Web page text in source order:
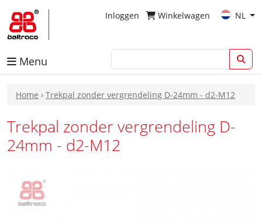
Inloggen Winkelwagen NL
Menu
Home › Trekpal zonder vergrendeling D-24mm - d2-M12
Trekpal zonder vergrendeling D-
24mm - d2-M12